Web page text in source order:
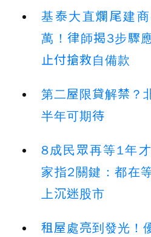
基泰大直爛尾建
萬！律師揭3步驟
止付搶救自備款
第二屋限貸解禁？
半年可期待
8成民眾再等1年
家指2關鍵：都在
上沉迷股市
租屋處亮到發光！